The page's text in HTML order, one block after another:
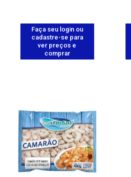
Faça seu login ou
cadastre-se para
ver preços e
comprar